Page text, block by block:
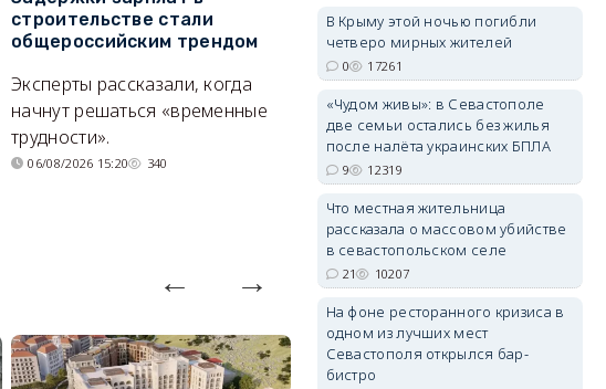
строительстве стали
общероссийским трендом
Эксперты рассказали, когда
начнут решаться «временные
трудности».
06/08/2026 15:20 340
Хрустальном: как найти
место отдыха, о котором
почти никто не знает
Под стенами Галереи искусств
прячутся руины храма,
гравийный сад и семейные
качели.
06/08/2026 15:00 2439
В Крыму этой ночью погибли
четверо мирных жителей
0 17261
«Чудом живы»: в Севастополе
две семьи остались без жилья
после налёта украинских БПЛА
9 12319
Что местная жительница
рассказала о массовом убийстве
в севастопольском селе
21 10207
На фоне ресторанного кризиса в
одном из лучших мест
Севастополя открылся бар-
бистро